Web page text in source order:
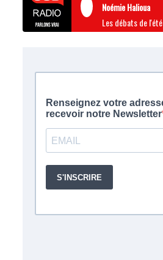
Noémie Halioua
Les débats de l'été